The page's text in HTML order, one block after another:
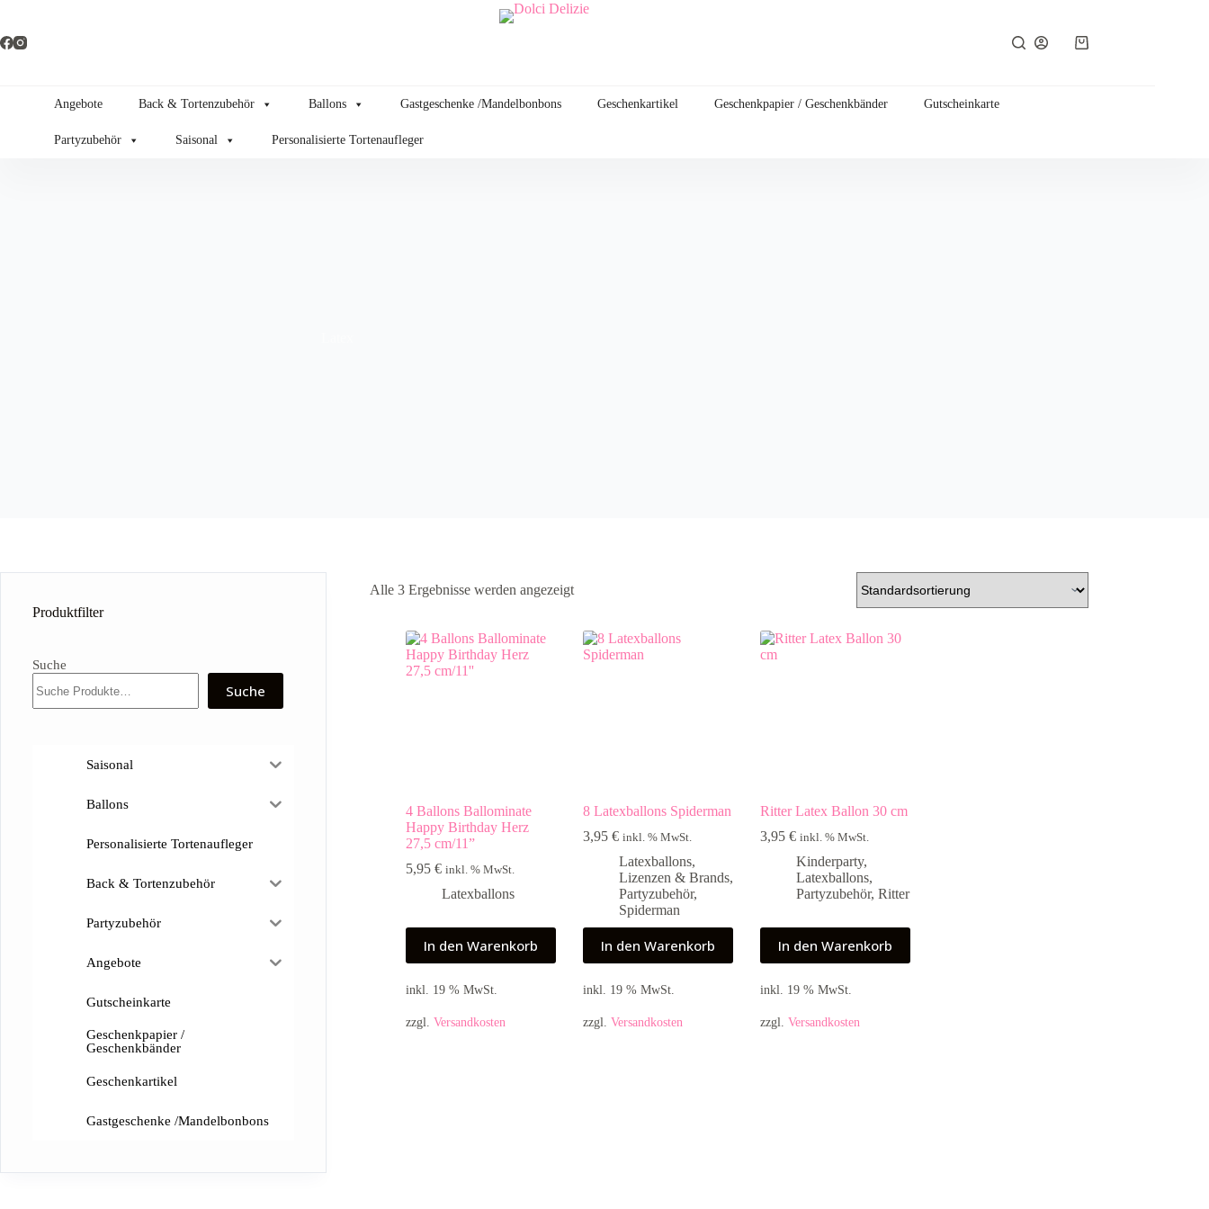
springen
Warenkorb
Angebote Back & Tortenzubehör Ballons Gastgeschenke /Mandelbonbons Geschenkartikel Geschenkpapier / Geschenkbänder Gutscheinkarte
Partyzubehör Saisonal Personalisierte Tortenaufleger
Alle 3 Ergebnisse werden angezeigt
4 Ballons Ballominate
Happy Birthday Herz
27,5 cm/11”
5,95€ inkl. % MwSt.
Latexballons
In den Warenkorb
inkl. 19 % MwSt.
zzgl.Versandkosten
8 Latexballons Spiderman
3,95€ inkl. % MwSt.
Latexballons,
Lizenzen & Brands,
Partyzubehör,
Spiderman
In den Warenkorb
inkl. 19 % MwSt.
zzgl.Versandkosten
Ritter Latex Ballon 30 cm
3,95€ inkl. % MwSt.
Kinderparty,
Latexballons,
Partyzubehör,Ritter
In den Warenkorb
inkl. 19 % MwSt.
zzgl.Versandkosten
Produktfilter
Suche
Suche
Saisonal
Ballons
Personalisierte Tortenaufleger
Back & Tortenzubehör
Partyzubehör
Angebote
Gutscheinkarte
Geschenkpapier /
Geschenkbänder
Geschenkartikel
Gastgeschenke /Mandelbonbons